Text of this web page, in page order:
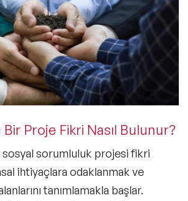
Proje Fikri Nasıl Bulunur?
sosyal sorumluluk projesi fikri
ihtiyaçlara odaklanmak ve
tanımlamakla başlar.